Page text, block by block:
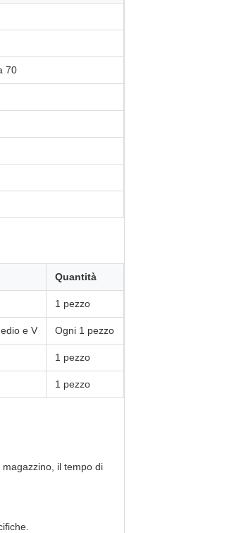
70
Quantità
1 pezzo
e V Ogni 1 pezzo
1 pezzo
1 pezzo
il tempo di